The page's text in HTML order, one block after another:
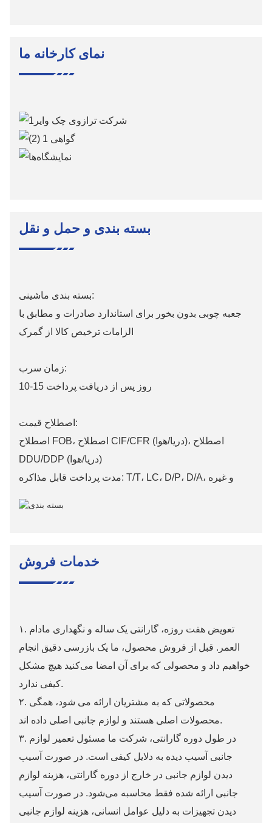
نمای کارخانه ما
بسته بندی و حمل و نقل
بسته بندی ماشینی:
جعبه چوبی بدون بخور برای استاندارد صادرات و مطابق با
الزامات ترخیص کالا از گمرک
زمان سرب:
10-15 روز پس از دریافت پرداخت
اصطلاح قیمت:
اصطلاح FOB، اصطلاح CIF/CFR (دریا/هوا)، اصطلاح
DDU/DDP (دریا/هوا)
مدت پرداخت قابل مذاکره: T/T، LC، D/P، D/A، و غیره
خدمات فروش
۱. تعویض هفت روزه، گارانتی یک ساله و نگهداری مادام
العمر. قبل از فروش محصول، ما یک بازرسی دقیق انجام
خواهیم داد و محصولی که برای آن امضا می‌کنید هیچ مشکل
کیفی ندارد.
۲. محصولاتی که به مشتریان ارائه می شود، همگی
محصولات اصلی هستند و لوازم جانبی اصلی داده اند.
۳. در طول دوره گارانتی، شرکت ما مسئول تعمیر لوازم
جانبی آسیب دیده به دلایل کیفی است. در صورت آسیب
دیدن لوازم جانبی در خارج از دوره گارانتی، هزینه لوازم
جانبی ارائه شده فقط محاسبه می‌شود. در صورت آسیب
دیدن تجهیزات به دلیل عوامل انسانی، هزینه لوازم جانبی